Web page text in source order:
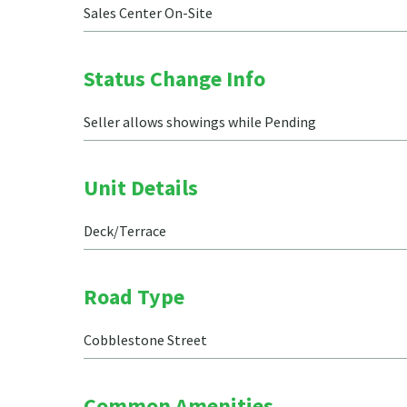
Sales Center On-Site
Status Change Info
Seller allows showings while Pending
Unit Details
Deck/Terrace
Road Type
Cobblestone Street